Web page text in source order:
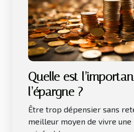
Quelle est
l’épargne ?
Être trop dépensier sans
meilleur moyen de vivre